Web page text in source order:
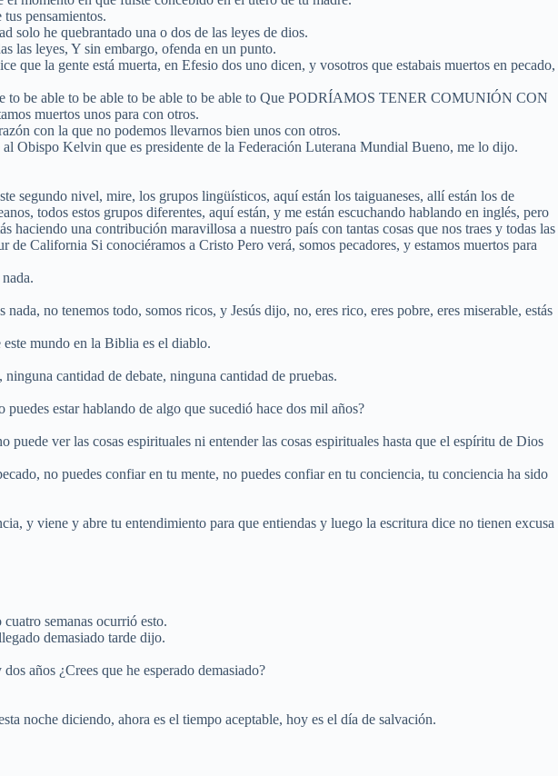
pensamientos.
solo he quebrantado una o dos de las leyes de dios.
las leyes, Y sin embargo, ofenda en un punto.
la gente está muerta, en Efesio dos uno dicen, y vosotros que estabais muertos en pecado,
to be able to be able to be able to be able to Que PODRÍAMOS TENER COMUNIÓN CON
muertos unos para con otros.
con la que no podemos llevarnos bien unos con otros.
Obispo Kelvin que es presidente de la Federación Luterana Mundial Bueno, me lo dijo.
segundo nivel, mire, los grupos lingüísticos, aquí están los taiguaneses, allí están los de
todos estos grupos diferentes, aquí están, y me están escuchando hablando en inglés, pero
haciendo una contribución maravillosa a nuestro país con tantas cosas que nos traes y todas las
California Si conociéramos a Cristo Pero verá, somos pecadores, y estamos muertos para
no tenemos todo, somos ricos, y Jesús dijo, no, eres rico, eres pobre, eres miserable, estás
mundo en la Biblia es el diablo.
cantidad de debate, ninguna cantidad de pruebas.
estar hablando de algo que sucedió hace dos mil años?
ver las cosas espirituales ni entender las cosas espirituales hasta que el espíritu de Dios
no puedes confiar en tu mente, no puedes confiar en tu conciencia, tu conciencia ha sido
y viene y abre tu entendimiento para que entiendas y luego la escritura dice no tienen excusa
semanas ocurrió esto.
demasiado tarde dijo.
años ¿Crees que he esperado demasiado?
noche diciendo, ahora es el tiempo aceptable, hoy es el día de salvación.